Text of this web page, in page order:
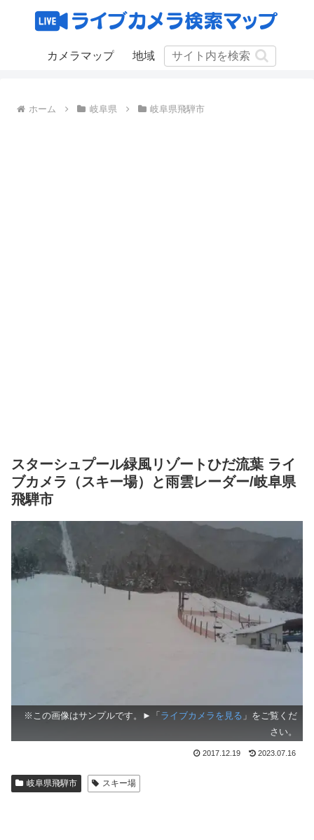
カメラマップ 地域
ホーム 岐阜県 岐阜県飛騨市
スターシュプール緑風リゾートひだ流葉 ライ
ブカメラ（スキー場）と雨雲レーダー/岐阜県
飛騨市
※この画像はサンプルです。►「ライブカメラを見る 」をご覧くだ
さい。
2017.12.19 2023.07.16
岐阜県飛騨市 スキー場